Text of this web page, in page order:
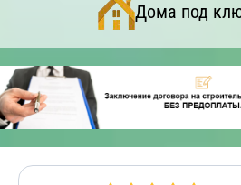
Дома под